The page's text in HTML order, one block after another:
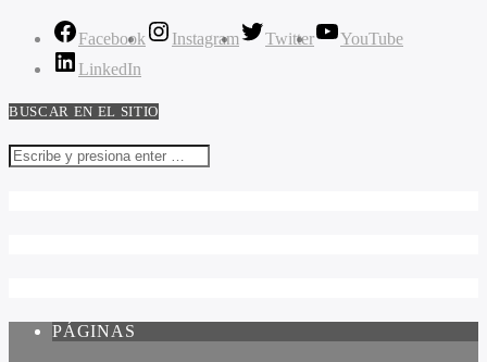
Facebook Instagram Twitter
YouTube
LinkedIn
BUSCAR EN EL SITIO
PÁGINAS